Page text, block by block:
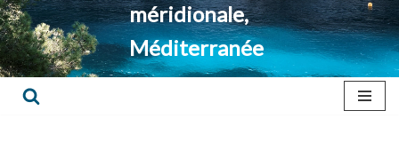
méridionale,
Méditerranée